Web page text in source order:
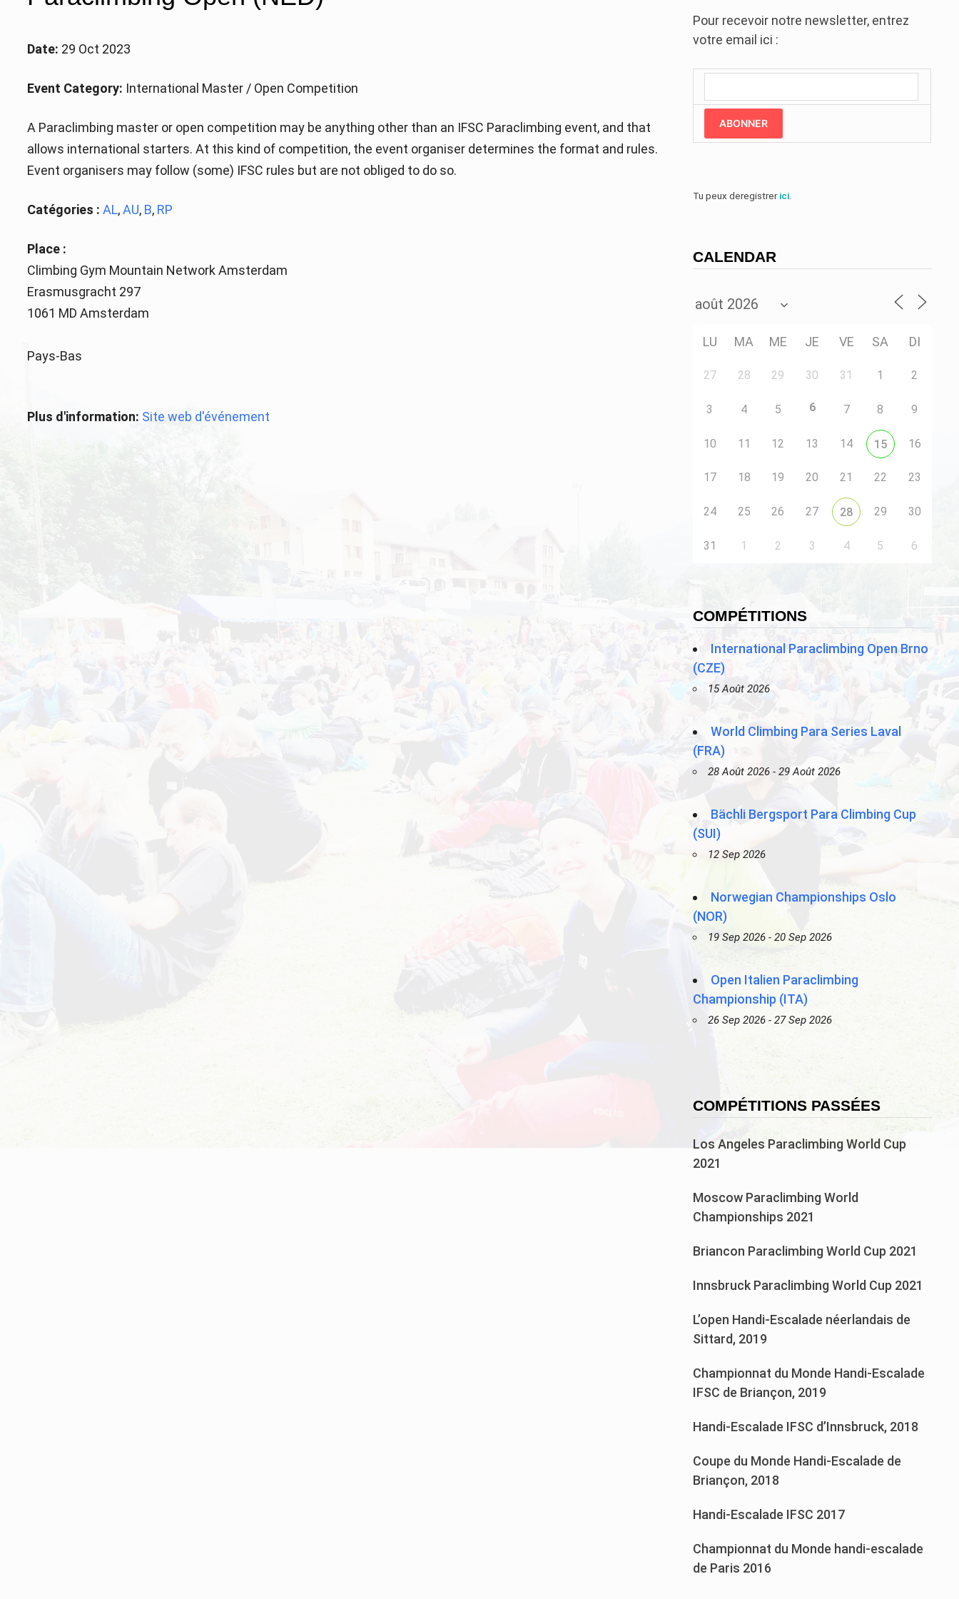
Date: 29 Oct 2023
Event Category: International Master / Open Competition
A Paraclimbing master or open competition may be anything other than an IFSC Paraclimbing event, and that
allows international starters. At this kind of competition, the event organiser determines the format and rules.
Event organisers may follow (some) IFSC rules but are not obliged to do so.
Catégories : AL,AU, B, RP
Place :
Climbing Gym Mountain Network Amsterdam
Erasmusgracht 297
1061 MD Amsterdam
Pays-Bas
Plus d'information: Site web d'événement
Pour recevoir notre newsletter, entrez
votre email ici :
ABONNER
Tu peux deregistrerici.
CALENDAR
LU MA ME JE VE SA DI
27 28 29 30 31 1 2
3 4 5 6 7 8 9
10 11 12 13 14 15 16
17 18 19 20 21 22 23
24 25 26 27 28 29 30
31 1 2 3 4 5 6
COMPÉTITIONS
International Paraclimbing Open Brno
(CZE)
15 Août 2026
World Climbing Para Series Laval
(FRA)
28 Août 2026 - 29 Août 2026
Bächli Bergsport Para Climbing Cup
(SUI)
12 Sep 2026
Norwegian Championships Oslo
(NOR)
19 Sep 2026 - 20 Sep 2026
Open Italien Paraclimbing
Championship (ITA)
26 Sep 2026 - 27 Sep 2026
COMPÉTITIONS PASSÉES
Los Angeles Paraclimbing World Cup
2021
Moscow Paraclimbing World
Championships 2021
Briancon Paraclimbing World Cup 2021
Innsbruck Paraclimbing World Cup 2021
L’open Handi-Escalade néerlandais de
Sittard, 2019
Championnat du Monde Handi-Escalade
IFSC de Briançon, 2019
Handi-Escalade IFSC d’Innsbruck, 2018
Coupe du Monde Handi-Escalade de
Briançon, 2018
Handi-Escalade IFSC 2017
Championnat du Monde handi-escalade
de Paris 2016